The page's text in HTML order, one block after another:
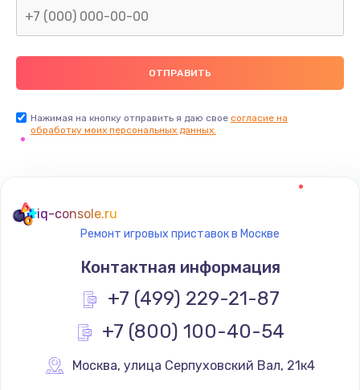
Нажимая на кнопку отправить я даю свое согласие на
обработку моих персональных данных.
iq-console.ru
Ремонт игровых приставок в Москве
Контактная информация
+7 (499) 229-21-87
+7 (800) 100-40-54
Москва, улица Серпуховский Вал, 21к4